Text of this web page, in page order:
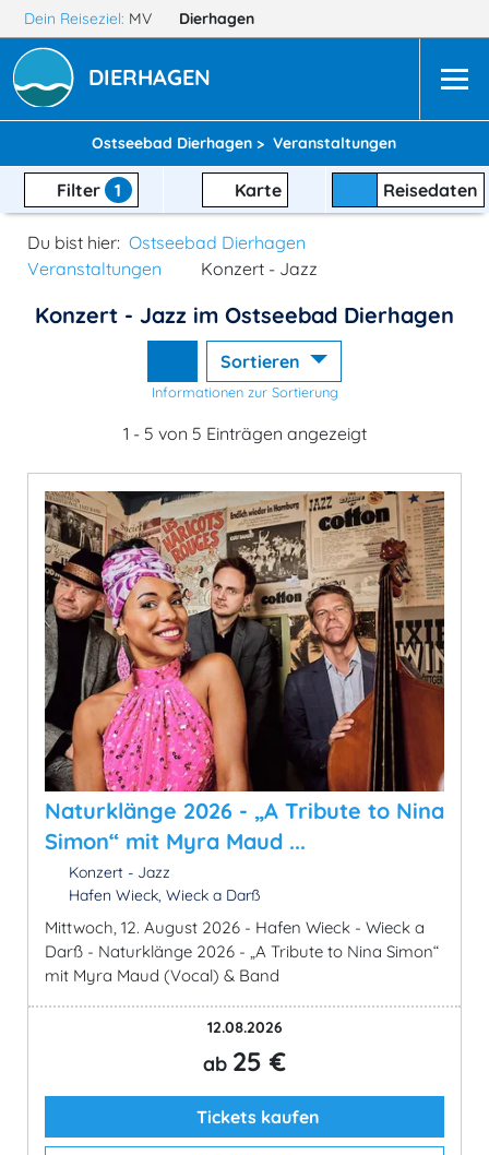
Dein Reiseziel: MV Dierhagen
DIERHAGEN
Ostseebad Dierhagen > Veranstaltungen
Filter 1 Karte Reisedaten
Du bist hier: Ostseebad Dierhagen
Veranstaltungen
Konzert - Jazz
Konzert - Jazz im Ostseebad Dierhagen
Sortieren
Informationen zur Sortierung
1 - 5 von 5 Einträgen angezeigt
Naturklänge 2026 - „A Tribute to Nina
Simon“ mit Myra Maud ...
Konzert - Jazz
Hafen Wieck, Wieck a Darß
Mittwoch, 12. August 2026 - Hafen Wieck - Wieck a
Darß - Naturklänge 2026 - „A Tribute to Nina Simon“
mit Myra Maud (Vocal) & Band
12.08.2026
ab 25 €
Tickets kaufen